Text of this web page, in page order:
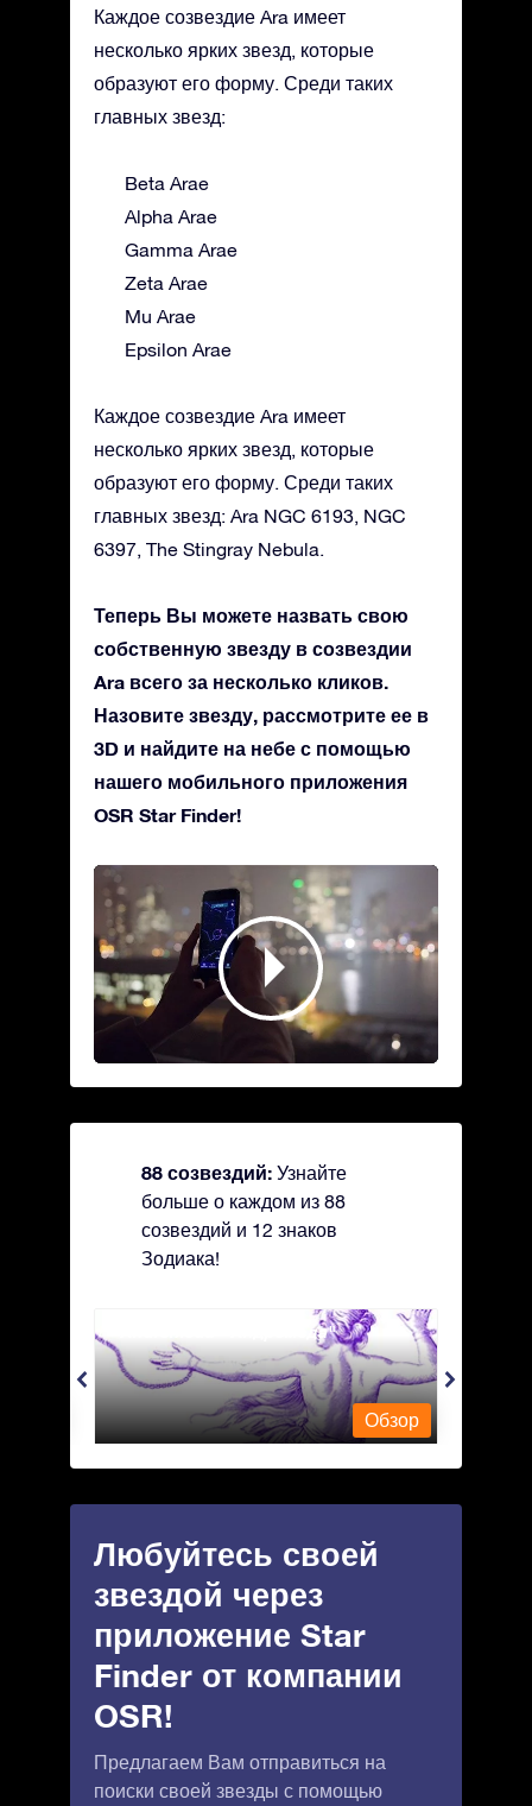
Каждое созвездие Ara имеет
несколько ярких звезд, которые
образуют его форму. Среди таких
главных звезд:
Beta Arae
Alpha Arae
Gamma Arae
Zeta Arae
Mu Arae
Epsilon Arae
Каждое созвездие Ara имеет
несколько ярких звезд, которые
образуют его форму. Среди таких
главных звезд: Ara NGC 6193, NGC
6397, The Stingray Nebula.
Теперь Вы можете назвать свою
собственную звезду в созвездии
Ara всего за несколько кликов.
Назовите звезду, рассмотрите ее в
3D и найдите на небе с помощью
нашего мобильного приложения
OSR Star Finder!
88 созвездий: Узнайте
больше о каждом из 88
созвездий и 12 знаков
Зодиака!
Andromeda - Андромеда
Обзор
Любуйтесь своей
звездой через
приложение Star
Finder от компании
OSR!
Предлагаем Вам отправиться на
поиски своей звезды с помощью